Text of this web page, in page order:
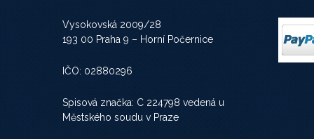
příspěvky
Vysokovská 2009/28
193 00 Praha 9 – Horní Počernice
IČO: 02880296
Spisová značka: C 224798 vedená u
Městského soudu v Praze